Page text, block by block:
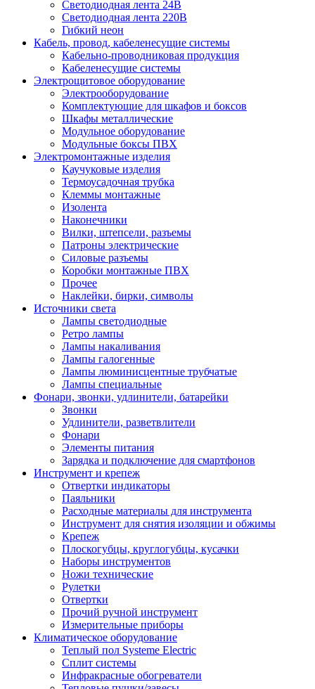
Светодиодная лента 24В
Светодиодная лента 220В
Гибкий неон
Кабель, провод, кабеленесущие системы
Кабельно-проводниковая продукция
Кабеленесущие системы
Электрощитовое оборудование
Электрооборудование
Комплектующие для шкафов и боксов
Шкафы металлические
Модульное оборудование
Модульные боксы ПВХ
Электромонтажные изделия
Каучуковые изделия
Термоусадочная трубка
Клеммы монтажные
Изолента
Наконечники
Вилки, штепсели, разъемы
Патроны электрические
Силовые разъемы
Коробки монтажные ПВХ
Прочее
Наклейки, бирки, символы
Источники света
Лампы светодиодные
Ретро лампы
Лампы накаливания
Лампы галогенные
Лампы люминисцентные трубчатые
Лампы специальные
Фонари, звонки, удлинители, батарейки
Звонки
Удлинители, разветвлители
Фонари
Элементы питания
Зарядка и подключение для смартфонов
Инструмент и крепеж
Отвертки индикаторы
Паяльники
Расходные материалы для инструмента
Инструмент для снятия изоляции и обжимы
Крепеж
Плоскогубцы, круглогубцы, кусачки
Наборы инструментов
Ножи технические
Рулетки
Отвертки
Прочий ручной инструмент
Измерительные приборы
Климатическое оборудование
Теплый пол Systeme Electric
Сплит системы
Инфракрасные обогреватели